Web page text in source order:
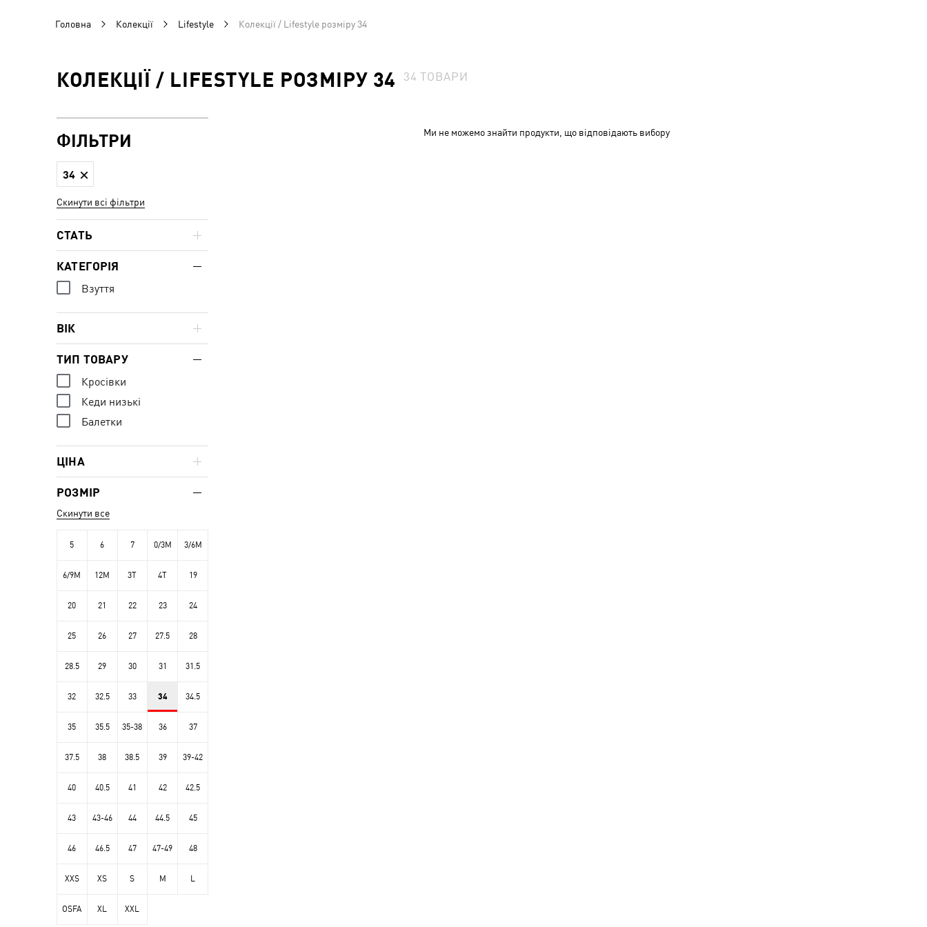
Головна Колекції Lifestyle Колекції / Lifestyle розміру 34
КОЛЕКЦІЇ / LIFESTYLE РОЗМІРУ 34 34ТОВАРИ
Ми не можемо знайти продукти, що відповідають вибору
ФІЛЬТРИ
34
Скинути всі фільтри
СТАТЬ
КАТЕГОРІЯ
Взуття
ВІК
ТИП ТОВАРУ
Кросівки
Кеди низькі
Балетки
ЦІНА
РОЗМІР
Скинути все
5 6 7 0/3M 3/6M
6/9M 12M 3T 4T 19
20 21 22 23 24
25 26 27 27.5 28
28.5 29 30 31 31.5
32 32.5 33 34 34.5
35 35.5 35-38 36 37
37.5 38 38.5 39 39-42
40 40.5 41 42 42.5
43 43-46 44 44.5 45
46 46.5 47 47-49 48
XXS XS S M L
OSFA XL XXL